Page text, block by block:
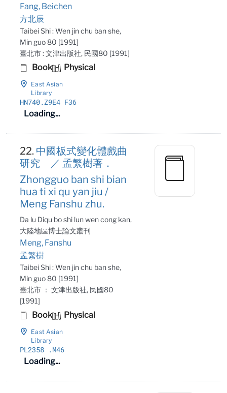
Fang, Beichen
方北辰
Taibei Shi : Wen jin chu ban she,
Min guo 80 [1991]
臺北市 : 文津出版社, 民國80 [1991]
Book Physical
East Asian
Library
HN740.Z9E4 F36
Loading...
22. 中國板式變化體戲曲
研究 ／ 孟繁樹著．
Zhongguo ban shi bian
hua ti xi qu yan jiu /
Meng Fanshu zhu.
Da lu Diqu bo shi lun wen cong kan,
大陸地區博士論文叢刊
Meng, Fanshu
孟繁樹
Taibei Shi : Wen jin chu ban she,
Min guo 80 [1991]
臺北市 ： 文津出版社, 民國80
[1991]
Book Physical
East Asian
Library
PL2358 .M46
Loading...